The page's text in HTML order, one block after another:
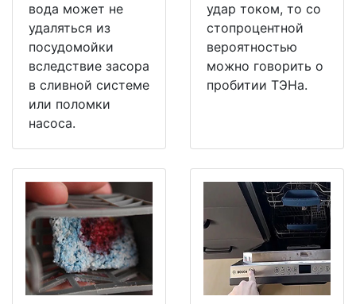
вода может не
удаляться из
посудомойки
вследствие засора
в сливной системе
или поломки
насоса.
удар током, то со
стопроцентной
вероятностью
можно говорить о
пробитии ТЭНа.